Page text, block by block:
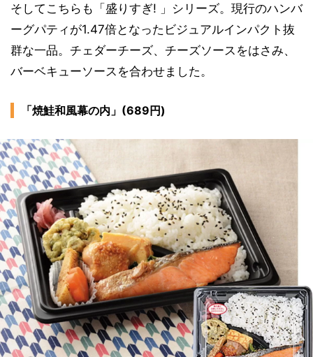
そしてこちらも「盛りすぎ! 」シリーズ。現行のハンバ
ーグパティが1.47倍となったビジュアルインパクト抜
群な一品。チェダーチーズ、チーズソースをはさみ、
バーベキューソースを合わせました。
「焼鮭和風幕の内」(689円)